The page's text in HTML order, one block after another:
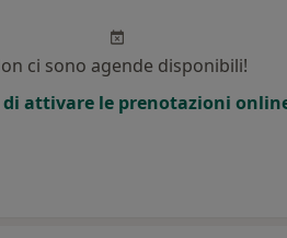
ci sono agende disponibili!
di attivare le prenotazioni